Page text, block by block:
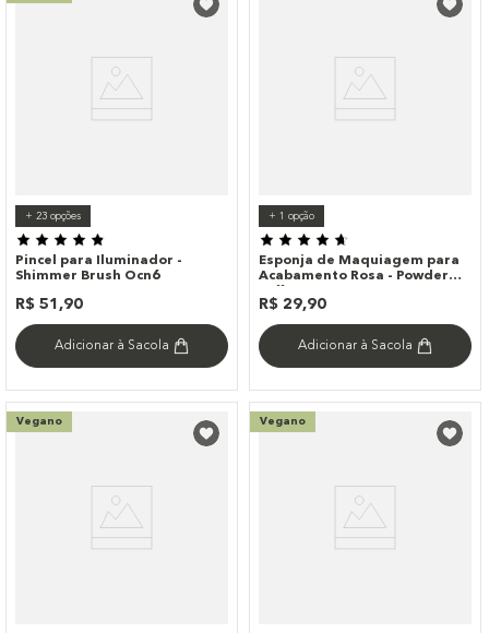
+ 23opções
Pincel para Iluminador -
Shimmer Brush Ocn6
R$ 51 ,90
Adicionar à Sacola
+ 1 opção
Esponja de Maquiagem para
Acabamento Rosa - Powder
R$ 29,90
Adicionar à Sacola
Vegano Vegano